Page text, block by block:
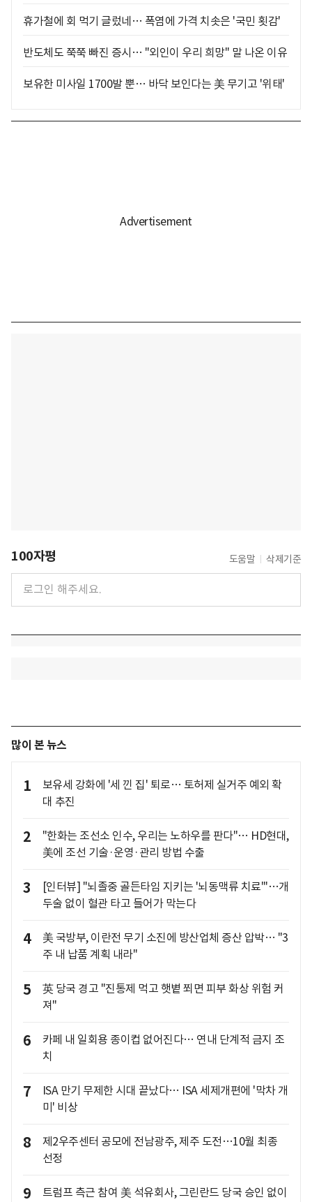
휴가철에 회 먹기 글렀네… 폭염에 가격 치솟은 '국민 횟감'
반도체도 쭉쭉 빠진 증시… "외인이 우리 희망" 말 나온 이유
보유한 미사일 1700발 뿐… 바닥 보인다는 美 무기고 '위태'
100자평 도움말 삭제기준
많이 본 뉴스
1
보유세 강화에 '세 낀 집' 퇴로… 토허제 실거주 예외 확
대 추진
2
"한화는 조선소 인수, 우리는 노하우를 판다"… HD현대,
美에 조선 기술·운영·관리 방법 수출
3
[인터뷰] "뇌졸중 골든타임 지키는 '뇌동맥류 치료'"…개
두술 없이 혈관 타고 들어가 막는다
4
美 국방부, 이란전 무기 소진에 방산업체 증산 압박… "3
주 내 납품 계획 내라"
5
英 당국 경고 "진통제 먹고 햇볕 쬐면 피부 화상 위험 커
져"
6
카페 내 일회용 종이컵 없어진다… 연내 단계적 금지 조
치
7
ISA 만기 무제한 시대 끝났다… ISA 세제개편에 '막차 개
미' 비상
8
제2우주센터 공모에 전남광주, 제주 도전…10월 최종
선정
9 트럼프 측근 참여 美 석유회사, 그린란드 당국 승인 없이